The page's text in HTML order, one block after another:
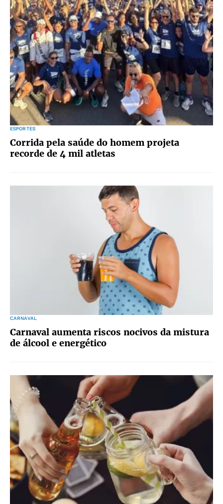
ESPORTES
Corrida pela saúde do homem projeta
recorde de 4 mil atletas
CARNAVAL
Carnaval aumenta riscos nocivos da mistura
de álcool e energético